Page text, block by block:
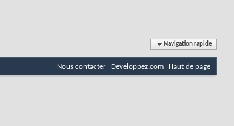
Navigation rapide
Nous contacter Developpez.com Haut de page